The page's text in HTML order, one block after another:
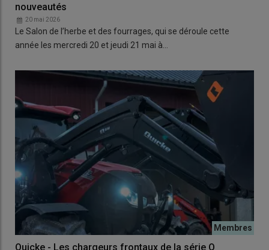
nouveautés
20 mai 2026
Le Salon de l’herbe et des fourrages, qui se déroule cette
année les mercredi 20 et jeudi 21 mai à…
Quicke - Les chargeurs frontaux de la série Q